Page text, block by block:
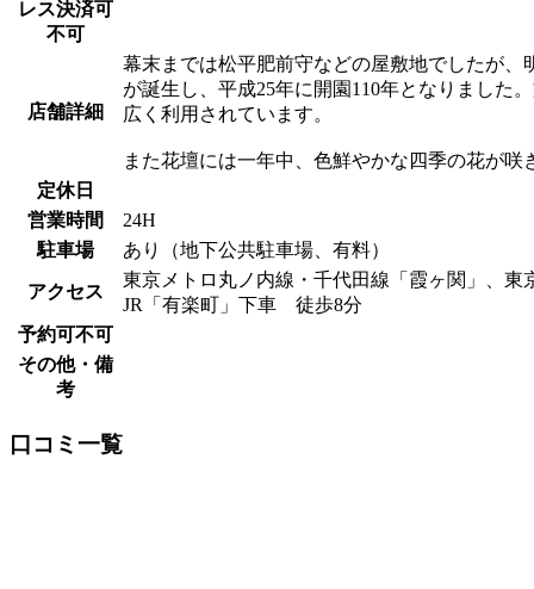
レス決済可
不可
店舗詳細
幕末までは松平肥前守などの屋敷地でしたが
が誕生し、平成25年に開園110年となりました
広く利用されています。
また花壇には一年中、色鮮やかな四季の花が
定休日
営業時間
24H
駐車場
あり（地下公共駐車場、有料）
アクセス
東京メトロ丸ノ内線・千代田線「霞ヶ関」、
JR「有楽町」下車 徒歩8分
予約可不可
その他・備
考
口コミ一覧